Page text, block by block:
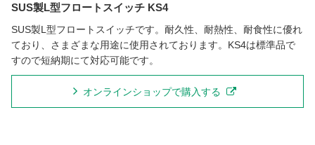
SUS製L型フロートスイッチ KS4
SUS製L型フロートスイッチです。耐久性、耐熱性、耐食性に優れ
ており、さまざまな用途に使用されております。KS4は標準品で
すので短納期にて対応可能です。
オンラインショップで購入する